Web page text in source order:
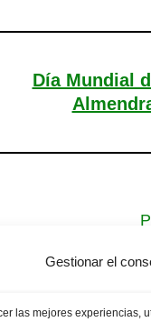
Gestionar el
las mejores experiencias,
Día Mundial